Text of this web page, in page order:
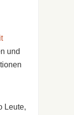
und
Leute,